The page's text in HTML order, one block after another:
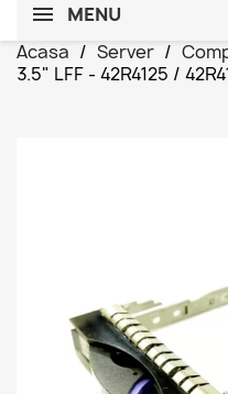
MENU
Acasa
Server
3.5" LFF - 42R4125 /